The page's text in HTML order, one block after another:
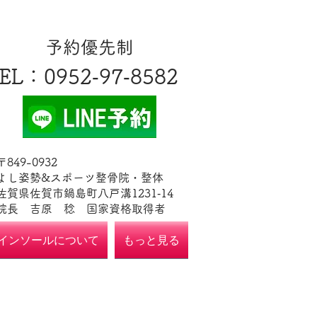
​予約優先制
​：0952‐97‐8582
849-0932
し姿勢&スポーツ整骨院・整体
賀県佐賀市鍋島町八戸溝1231‐14
長 吉原 稔​ 国家資格取得者
ンソールについて もっと見る